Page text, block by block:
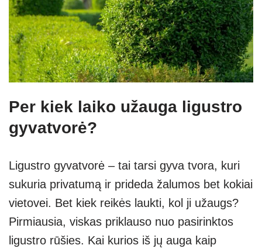
Per kiek laiko užauga ligustro
gyvatvorė?
Ligustro gyvatvorė – tai tarsi gyva tvora, kuri
sukuria privatumą ir prideda žalumos bet kokiai
vietovei. Bet kiek reikės laukti, kol ji užaugs?
Pirmiausia, viskas priklauso nuo pasirinktos
ligustro rūšies. Kai kurios iš jų auga kaip